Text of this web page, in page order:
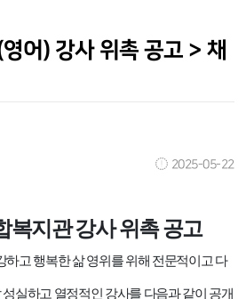
어) 강사 위촉 공고 > 채
2025-05-22
복지관 강사 위촉 공고
하고 행복한 삶 영위를 위해 전문적이고 다
실하고 열정적인 강사를 다음과 같이 공개